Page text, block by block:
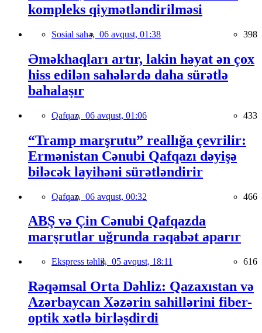
kompleks qiymətləndirilməsi
Sosial sahə, 06 avqust, 01:38 398
Əməkhaqları artır, lakin həyat ən çox
hiss edilən sahələrdə daha sürətlə
bahalaşır
Qafqaz, 06 avqust, 01:06 433
“Tramp marşrutu” reallığa çevrilir:
Ermənistan Cənubi Qafqazı dəyişə
biləcək layihəni sürətləndirir
Qafqaz, 06 avqust, 00:32 466
ABŞ və Çin Cənubi Qafqazda
marşrutlar uğrunda rəqabət aparır
Ekspress təhlil, 05 avqust, 18:11 616
Rəqəmsal Orta Dəhliz: Qazaxıstan və
Azərbaycan Xəzərin sahillərini fiber-
optik xətlə birləşdirdi